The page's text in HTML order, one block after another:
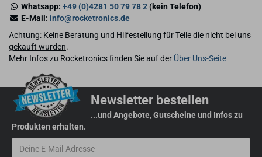
Whatsapp: +49 (0)4281 50 79 78 2(kein Telefon)
E-Mail: info@rocketronics.de
Achtung: Keine Beratung und Hilfestellung für Teiledie nicht bei uns
gekauft wurden.
Mehr Infos zu Rocketronics finden Sie auf der Über Uns-Seite
Newsletter bestellen
...und Angebote, Gutscheine und Infos zu
Produkten erhalten.